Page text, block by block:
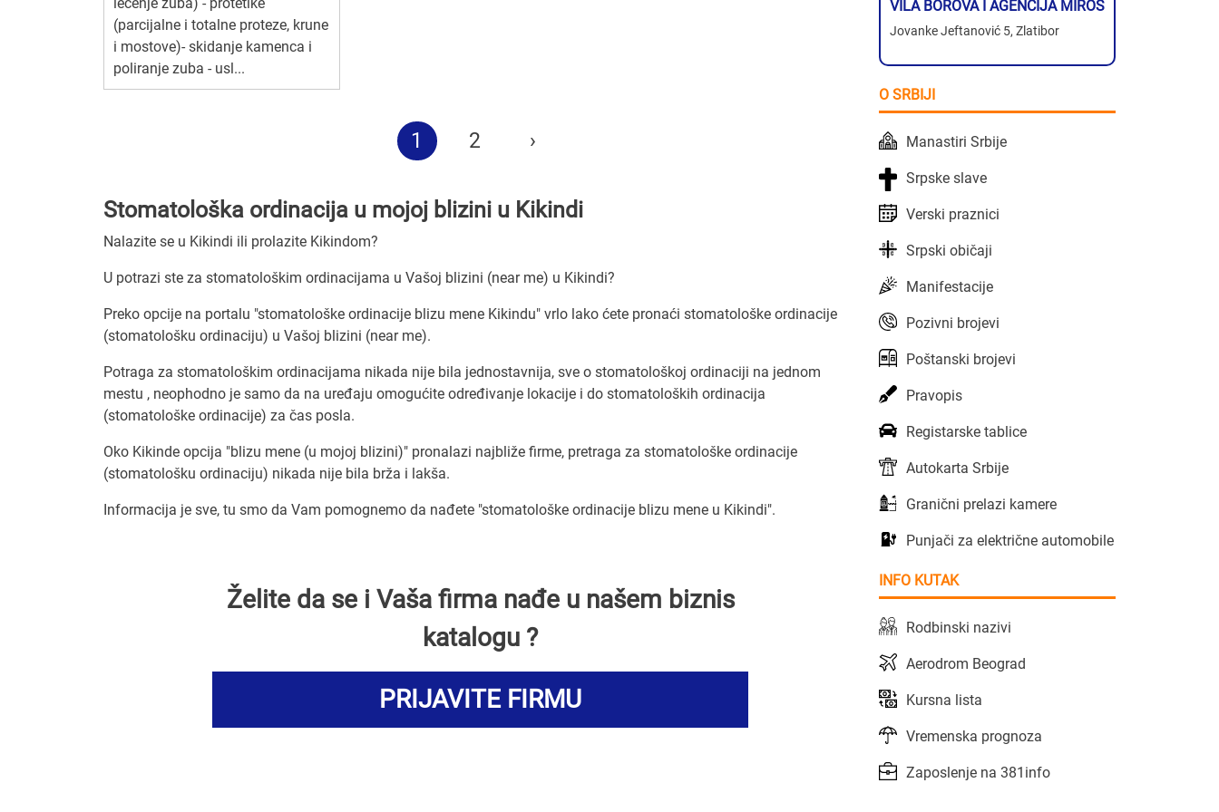
(parcijalne i totalne proteze, krune
i mostove)- skidanje kamenca i
poliranje zuba - usl...
1 2 ›
Stomatološka ordinacija u mojoj blizini u Kikindi
Nalazite se u Kikindi ili prolazite Kikindom?
U potrazi ste za stomatološkim ordinacijama u Vašoj blizini (near me) u Kikindi?
Preko opcije na portalu "stomatološke ordinacije blizu mene Kikindu" vrlo lako ćete pronaći stomatološke ordinacije
(stomatološku ordinaciju) u Vašoj blizini (near me).
Potraga za stomatološkim ordinacijama nikada nije bila jednostavnija, sve o stomatološkoj ordinaciji na jednom
mestu , neophodno je samo da na uređaju omogućite određivanje lokacije i do stomatoloških ordinacija
(stomatološke ordinacije) za čas posla.
Oko Kikinde opcija "blizu mene (u mojoj blizini)" pronalazi najbliže firme, pretraga za stomatološke ordinacije
(stomatološku ordinaciju) nikada nije bila brža i lakša.
Informacija je sve, tu smo da Vam pomognemo da nađete "stomatološke ordinacije blizu mene u Kikindi".
Želite da se i Vaša firma nađe u našem biznis
katalogu ?
PRIJAVITE FIRMU
VILA BOROVA I AGENCIJA MIROS
Jovanke Jeftanović 5, Zlatibor
O SRBIJI
Manastiri Srbije
Srpske slave
Verski praznici
Srpski običaji
Manifestacije
Pozivni brojevi
Poštanski brojevi
Pravopis
Registarske tablice
Autokarta Srbije
Granični prelazi kamere
Punjači za električne automobile
INFO KUTAK
Rodbinski nazivi
Aerodrom Beograd
Kursna lista
Vremenska prognoza
Zaposlenje na 381info